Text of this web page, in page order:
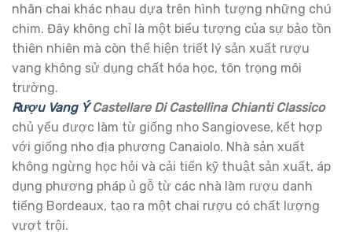
nhãn chai khác nhau dựa trên hình tượng những chú
chim. Đây không chỉ là một biểu tượng của sự bảo tồn
thiên nhiên mà còn thể hiện triết lý sản xuất rượu
vang không sử dụng chất hóa học, tôn trọng môi
trường.
Rượu Vang ÝCastellare Di Castellina Chianti Classico
chủ yếu được làm từ giống nho Sangiovese, kết hợp
với giống nho địa phương Canaiolo. Nhà sản xuất
không ngừng học hỏi và cải tiến kỹ thuật sản xuất, áp
dụng phương pháp ủ gỗ từ các nhà làm rượu danh
tiếng Bordeaux, tạo ra một chai rượu có chất lượng
vượt trội.